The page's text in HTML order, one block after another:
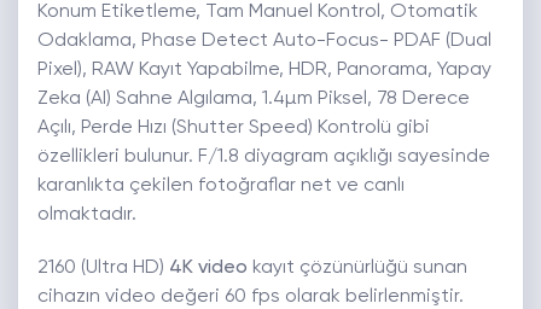
Konum Etiketleme, Tam Manuel Kontrol, Otomatik
Odaklama, Phase Detect Auto-Focus- PDAF (Dual
Pixel), RAW Kayıt Yapabilme, HDR, Panorama, Yapay
Zeka (AI) Sahne Algılama, 1.4µm Piksel, 78 Derece
Açılı, Perde Hızı (Shutter Speed) Kontrolü gibi
özellikleri bulunur. F/1.8 diyagram açıklığı sayesinde
karanlıkta çekilen fotoğraflar net ve canlı
olmaktadır.
2160 (Ultra HD) 4K video kayıt çözünürlüğü sunan
cihazın video değeri 60 fps olarak belirlenmiştir.